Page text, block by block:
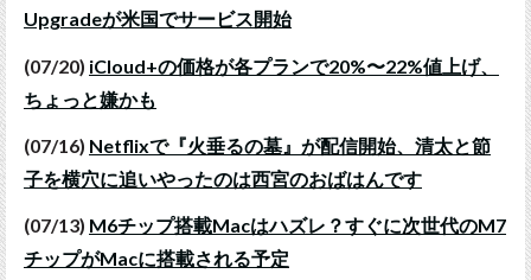
Upgradeが米国でサービス開始
(07/20) iCloud+の価格が各プランで20%〜22%値上げ、
ちょっと嫌かも
(07/16) Netflixで『火垂るの墓』が配信開始、清太と節
子を横穴に追いやったのは西宮のおばはんです
(07/13) M6チップ搭載Macはハズレ？すぐに次世代のM7
チップがMacに搭載される予定